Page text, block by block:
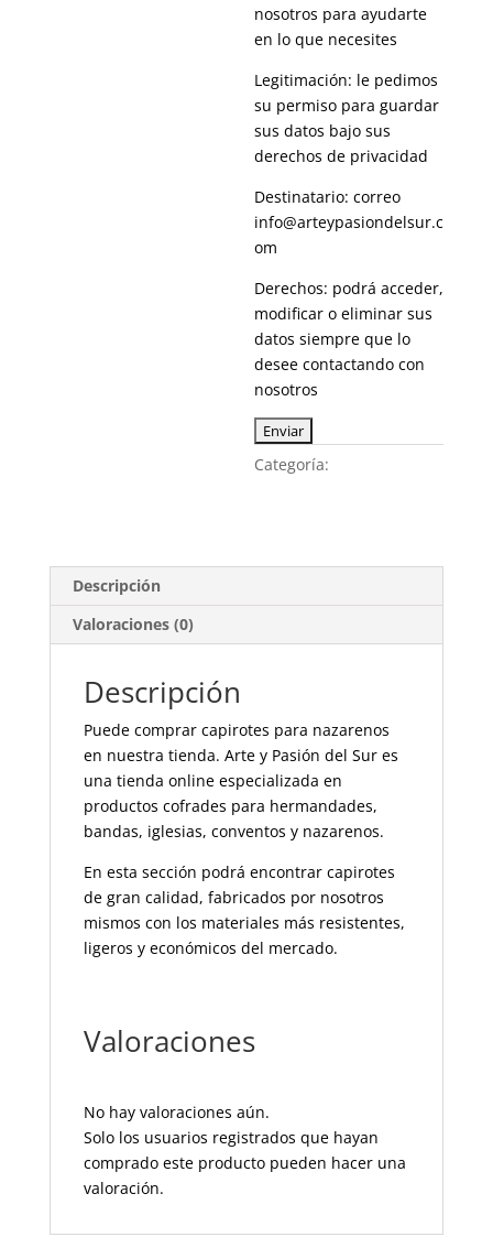
nosotros para ayudarte
en lo que necesites
Legitimación: le pedimos
su permiso para guardar
sus datos bajo sus
derechos de privacidad
Destinatario: correo
info@arteypasiondelsur.c
om
Derechos: podrá acceder,
modificar o eliminar sus
datos siempre que lo
desee contactando con
nosotros
Categoría:
Descripción
Valoraciones (0)
Descripción
Puede comprar capirotes para nazarenos
en nuestra tienda. Arte y Pasión del Sur es
una tienda online especializada en
productos cofrades para hermandades,
bandas, iglesias, conventos y nazarenos.
En esta sección podrá encontrar capirotes
de gran calidad, fabricados por nosotros
mismos con los materiales más resistentes,
ligeros y económicos del mercado.
Valoraciones
No hay valoraciones aún.
Solo los usuarios registrados que hayan
comprado este producto pueden hacer una
valoración.